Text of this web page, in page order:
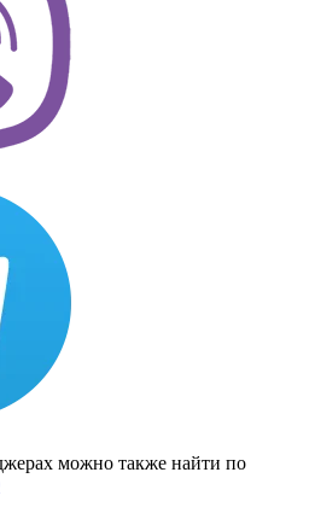
можно также найти по